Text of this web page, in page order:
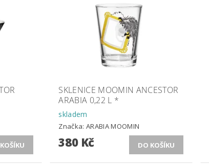
SKLENICE MOOMIN ANCESTOR
ARABIA 0,22 L *
skladem
Značka:ARABIA MOOMIN
380 Kč